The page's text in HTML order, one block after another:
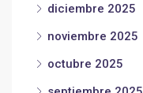
diciembre 2025
noviembre 2025
octubre 2025